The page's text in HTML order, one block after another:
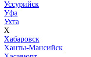
Уссурийск
Уфа
Ухта
Х
Хабаровск
Ханты-Мансийск